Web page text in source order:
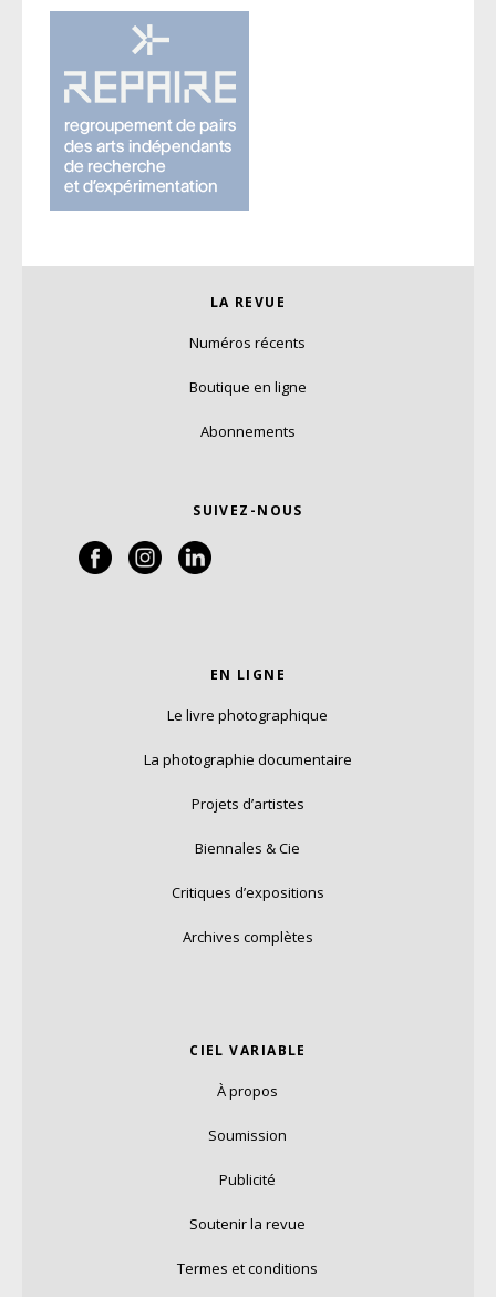
LA REVUE
Numéros récents
Boutique en ligne
Abonnements
SUIVEZ-NOUS
EN LIGNE
Le livre photographique
La photographie documentaire
Projets d’artistes
Biennales & Cie
Critiques d’expositions
Archives complètes
CIEL VARIABLE
À propos
Soumission
Publicité
Soutenir la revue
Termes et conditions